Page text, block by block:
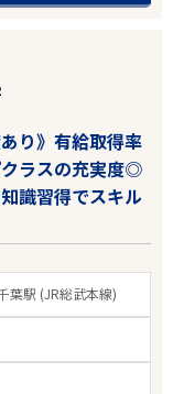
り》有給取得率
ラスの充実度◎
識習得でスキル
葉駅 (JR総武本線)